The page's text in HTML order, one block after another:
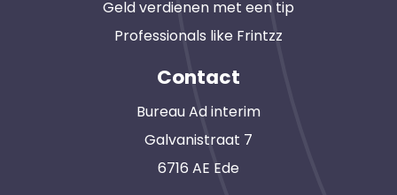
Geld verdienen met een tip
Professionals like Frintzz
Contact
Bureau Ad interim
Galvanistraat 7
6716 AE Ede